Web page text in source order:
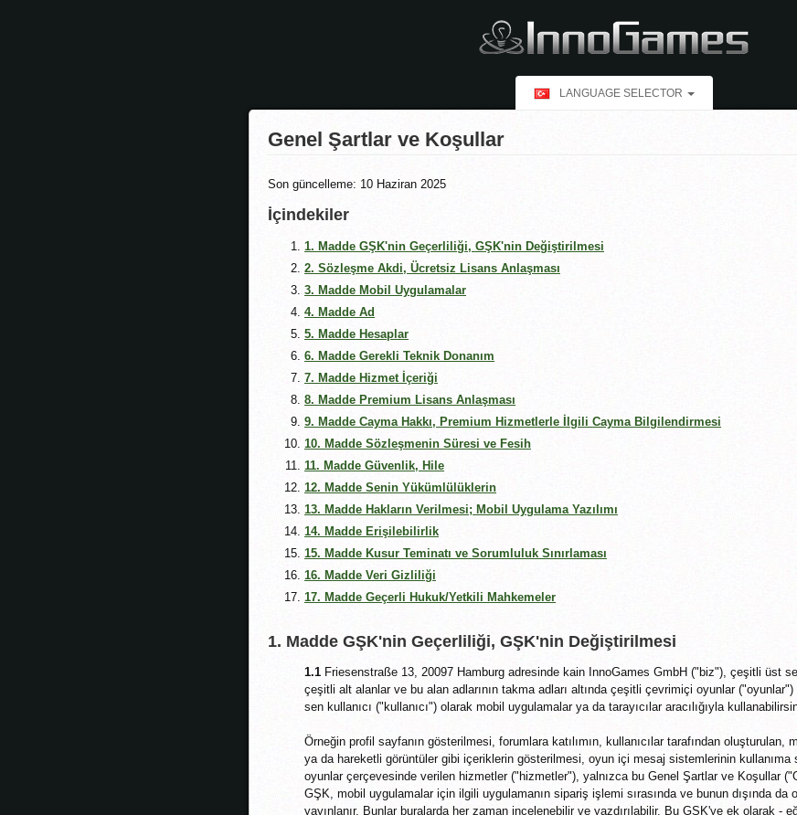
LANGUAGE SELECTOR
Genel Şartlar ve Koşullar
Son güncelleme: 10 Haziran 2025
İçindekiler
1. Madde GŞK'nin Geçerliliği, GŞK'nin Değiştirilmesi
2. Sözleşme Akdi, Ücretsiz Lisans Anlaşması
3. Madde Mobil Uygulamalar
4. Madde Ad
5. Madde Hesaplar
6. Madde Gerekli Teknik Donanım
7. Madde Hizmet İçeriği
8. Madde Premium Lisans Anlaşması
9. Madde Cayma Hakkı, Premium Hizmetlerle İlgili Cayma Bilgilendirmesi
10. Madde Sözleşmenin Süresi ve Fesih
11. Madde Güvenlik, Hile
12. Madde Senin Yükümlülüklerin
13. Madde Hakların Verilmesi; Mobil Uygulama Yazılımı
14. Madde Erişilebilirlik
15. Madde Kusur Teminatı ve Sorumluluk Sınırlaması
16. Madde Veri Gizliliği
17. Madde Geçerli Hukuk/Yetkili Mahkemeler
1. Madde GŞK'nin Geçerliliği, GŞK'nin Değiştirilmesi
1.1 Friesenstraße 13, 20097 Hamburg adresinde kain InnoGames GmbH ("biz"), çeşitli üst
çeşitli alt alanlar ve bu alan adlarının takma adları altında çeşitli çevrimiçi oyunlar
sen kullanıcı ("kullanıcı") olarak mobil uygulamalar ya da tarayıcılar aracılığıyla
Örneğin profil sayfanın gösterilmesi, forumlara katılımın, kullanıcılar tarafından oluşturulan,
ya da hareketli görüntüler gibi içeriklerin gösterilmesi, oyun içi mesaj sistemlerinin kullanıma
oyunlar çerçevesinde verilen hizmetler ("hizmetler"), yalnızca bu Genel Şartlar ve Koşullar
GŞK, mobil uygulamalar için ilgili uygulamanın sipariş işlemi sırasında ve bunun dışında da
yayınlanır. Bunlar buralarda her zaman incelenebilir ve yazdırılabilir. Bu GŞK'ye ek olarak -